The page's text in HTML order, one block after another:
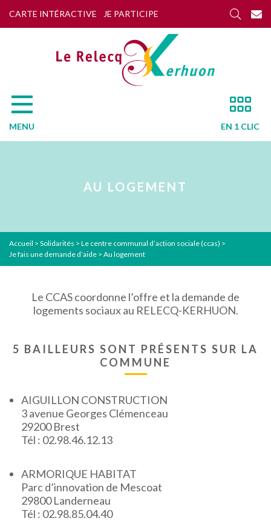
CARTE INTÉRACTIVE JE PARTICIPE
MENU EN 1 CLIC
AU LOGEMENT
Accueil > Solidarités > Le centre communal d’action sociale (ccas) >
Je fais une demande d’aide > Au logement
Le CCAS coordonne l’offre et la demande de
logements sociaux au RELECQ-KERHUON.
5 BAILLEURS SONT PRÉSENTS SUR LA
COMMUNE
AIGUILLON CONSTRUCTION
3 avenue Georges Clémenceau
29200 Brest
Tél : 02.98.46.12.13
ARMORIQUE HABITAT
Parc d’innovation de Mescoat
29800 Landerneau
Tél : 02.98.85.04.40